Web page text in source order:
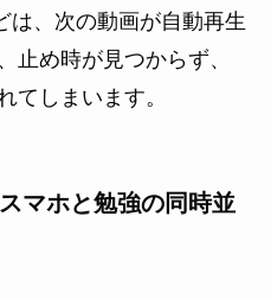
は、次の動画が自動再生
止め時が見つからず、
てしまいます。
マホと勉強の同時並